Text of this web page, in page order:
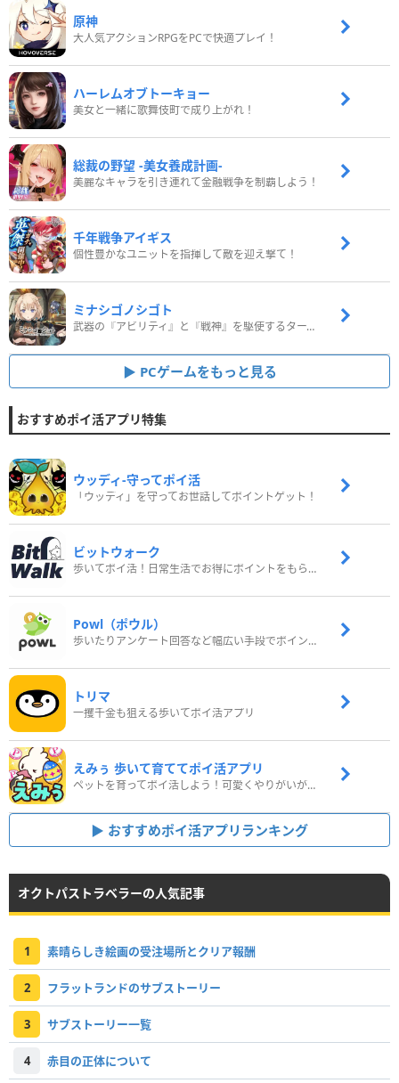
原神
大人気アクションRPGをPCで快適プレイ！
ハーレムオブトーキョー
美女と一緒に歌舞伎町で成り上がれ！
総裁の野望 -美女養成計画-
美麗なキャラを引き連れて金融戦争を制覇しよう！
千年戦争アイギス
個性豊かなユニットを指揮して敵を迎え撃て！
ミナシゴノシゴト
武器の『アビリティ』と『戦神』を駆使するターン制コマンドバトルRPG！
PCゲームをもっと見る
おすすめポイ活アプリ特集
ウッディ‐守ってポイ活
「ウッディ」を守ってお世話してポイントゲット！
ビットウォーク
歩いてポイ活！日常生活でお得にポイントをもらおう
Powl（ポウル）
歩いたりアンケート回答など幅広い手段でポイントをゲット
トリマ
一攫千金も狙える歩いてポイ活アプリ
えみぅ 歩いて育ててポイ活アプリ
ペットを育ってポイ活しよう！可愛くやりがいがある新感覚アプリ
おすすめポイ活アプリランキング
オクトパストラベラーの人気記事
1 素晴らしき絵画の受注場所とクリア報酬
2 フラットランドのサブストーリー
3 サブストーリー一覧
4 赤目の正体について